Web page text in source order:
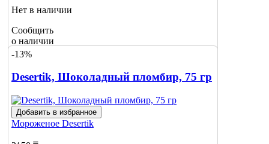
Нет в наличии
Сообщить
о наличии
-13%
Desertik, Шоколадный пломбир, 75 гр
Добавить в избранное
Мороженое Desertik